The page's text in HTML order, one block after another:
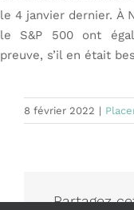
le 4 janvier dernier. À
le S&P 500 ont
preuve, s’il en était
8 février 2022 |
Partagez